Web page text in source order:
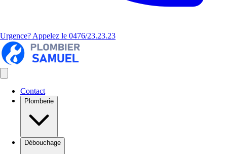
Urgence? Appelez le 0476/23.23.23
Contact
Plomberie
Débouchage